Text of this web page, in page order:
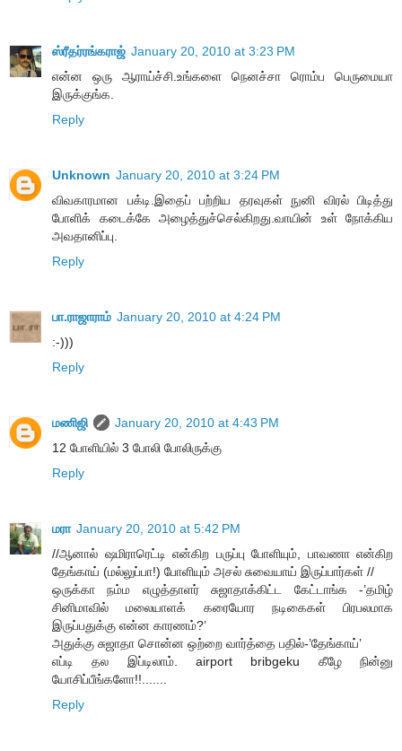
ஸ்ரீதர்ரங்கராஜ் January 20, 2010 at 3:23 PM
என்ன ஒரு ஆராய்ச்சி.உங்களை நெனச்சா ரொம்ப பெருமையா
இருக்குங்க.
Reply
Unknown January 20, 2010 at 3:24 PM
விவகாரமான பக்டி.இதைப் பற்றிய தரவுகள் நுனி விரல் பிடித்து
போளிக் கடைக்கே அழைத்துச்செல்கிறது.வாயின் உள் நோக்கிய
அவதானிப்பு.
Reply
பா.ராஜாராம் January 20, 2010 at 4:24 PM
:-)))
Reply
மணிஜி
January 20, 2010 at 4:43 PM
12 போளியில் 3 போலி போலிருக்கு
Reply
மரா January 20, 2010 at 5:42 PM
//ஆனால் ஷமிராரெட்டி என்கிற பருப்பு போளியும், பாவணா என்கிற
தேங்காய் (மல்லுப்பா!) போளியும் அசல் சுவையாய் இருப்பார்கள் //
ஒருக்கா நம்ம எழுத்தாளர் சுஜாதாக்கிட்ட கேட்டாங்க -’தமிழ்
சினிமாவில் மலையாளக் கரையோர நடிகைகள் பிரபலமாக
இருப்பதுக்கு என்ன காரணம்?’
அதுக்கு சுஜாதா சொன்ன ஒற்றை வார்த்தை பதில்-’தேங்காய்’
எப்டி தல இப்டிலாம். airport bribgeku கீழே நின்னு
யோசிப்பீங்களோ!!.......
Reply